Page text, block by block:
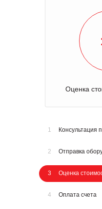
Оценка
1 Консультация
2 Отправка
3 Оценка
4 Оплата счета